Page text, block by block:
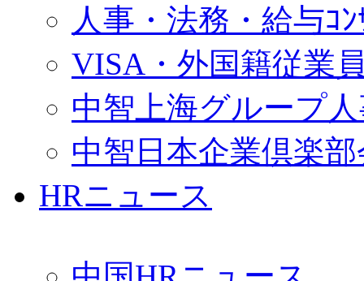
人事・法務・給与ｺﾝ
VISA・外国籍従業
中智上海グループ
中智日本企業倶楽
HRニュース